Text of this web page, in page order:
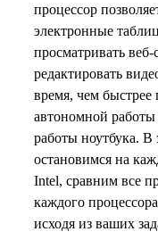
процессор
электронные
просматривать
редактировать
время, чем быстрее
автономной работы
работы ноутбука. В
остановимся на
Intel, сравним все
каждого
исходя из ваших